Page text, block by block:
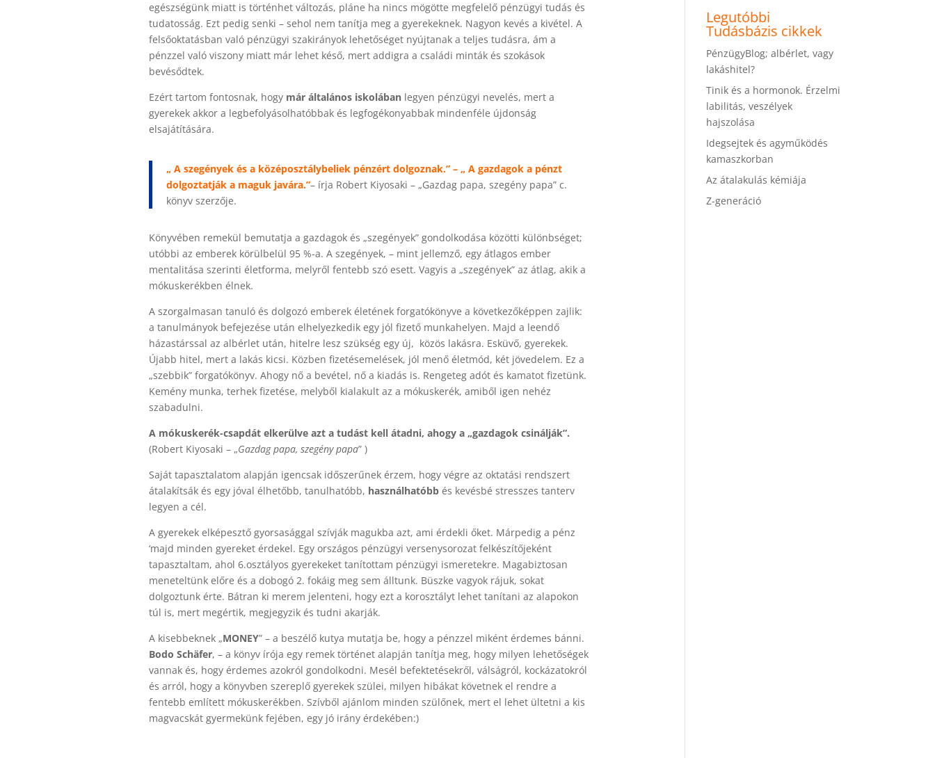
egészségünk miatt is történhet változás, pláne ha nincs mögötte megfelelő pénzügyi tudás és
tudatosság. Ezt pedig senki – sehol nem tanítja meg a gyerekeknek. Nagyon kevés a kivétel. A
felsőoktatásban való pénzügyi szakirányok lehetőséget nyújtanak a teljes tudásra, ám a
pénzzel való viszony miatt már lehet késő, mert addigra a családi minták és szokások
bevésődtek.
Ezért tartom fontosnak, hogy már általános iskolábanlegyen pénzügyi nevelés, mert a
gyerekek akkor a legbefolyásolhatóbbak és legfogékonyabbak mindenféle újdonság
elsajátítására.
„ A szegények és a középosztálybeliek pénzért dolgoznak.” – „ A gazdagok a pénzt
dolgoztatják a maguk javára.”– írja Robert Kiyosaki – „Gazdag papa, szegény papa” c.
könyv szerzője.
Könyvében remekül bemutatja a gazdagok és „szegények” gondolkodása közötti különbséget;
utóbbi az emberek körülbelül 95 %-a. A szegények, – mint jellemző, egy átlagos ember
mentalitása szerinti életforma, melyről fentebb szó esett. Vagyis a „szegények” az átlag, akik a
mókuskerékben élnek.
A szorgalmasan tanuló és dolgozó emberek életének forgatókönyve a következőképpen zajlik:
a tanulmányok befejezése után elhelyezkedik egy jól fizető munkahelyen. Majd a leendő
házastárssal az albérlet után, hitelre lesz szükség egy új, közös lakásra. Esküvő, gyerekek.
Újabb hitel, mert a lakás kicsi. Közben fizetésemelések, jól menő életmód, két jövedelem. Ez a
„szebbik” forgatókönyv. Ahogy nő a bevétel, nő a kiadás is. Rengeteg adót és kamatot fizetünk.
Kemény munka, terhek fizetése, melyből kialakult az a mókuskerék, amiből igen nehéz
szabadulni.
A mókuskerék-csapdát elkerülve azt a tudást kell átadni, ahogy a „gazdagok csinálják”.
(Robert Kiyosaki – „Gazdag papa, szegény papa” )
Saját tapasztalatom alapján igencsak időszerűnek érzem, hogy végre az oktatási rendszert
átalakítsák és egy jóval élhetőbb, tanulhatóbb, használhatóbbés kevésbé stresszes tanterv
legyen a cél.
A gyerekek elképesztő gyorsasággal szívják magukba azt, ami érdekli őket. Márpedig a pénz
‘majd minden gyereket érdekel. Egy országos pénzügyi versenysorozat felkészítőjeként
tapasztaltam, ahol 6.osztályos gyerekeket tanítottam pénzügyi ismeretekre. Magabiztosan
meneteltünk előre és a dobogó 2. fokáig meg sem álltunk. Büszke vagyok rájuk, sokat
dolgoztunk érte. Bátran ki merem jelenteni, hogy ezt a korosztályt lehet tanítani az alapokon
túl is, mert megértik, megjegyzik és tudni akarják.
A kisebbeknek „MONEY” – a beszélő kutya mutatja be, hogy a pénzzel miként érdemes bánni.
Bodo Schäfer, – a könyv írója egy remek történet alapján tanítja meg, hogy milyen lehetőségek
vannak és, hogy érdemes azokról gondolkodni. Mesél befektetésekről, válságról, kockázatokról
és arról, hogy a könyvben szereplő gyerekek szülei, milyen hibákat követnek el rendre a
fentebb említett mókuskerékben. Szívből ajánlom minden szülőnek, mert el lehet ültetni a kis
magvacskát gyermekünk fejében, egy jó irány érdekében:)
Legutóbbi
Tudásbázis cikkek
PénzügyBlog; albérlet, vagy
lakáshitel?
Tinik és a hormonok. Érzelmi
labilitás, veszélyek
hajszolása
Idegsejtek és agyműködés
kamaszkorban
Az átalakulás kémiája
Z-generáció